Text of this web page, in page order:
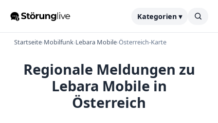
Kategorien ▾
Startseite›Mobilfunk›Lebara Mobile›Österreich-Karte
Regionale Meldungen zu
Lebara Mobile in
Österreich